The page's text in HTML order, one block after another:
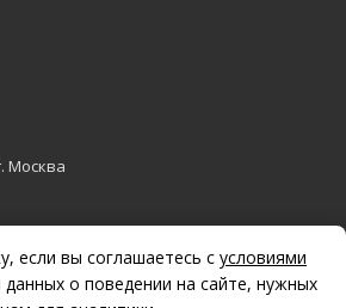
если вы соглашаетесь с условиями
данных о поведении на сайте, нужных
Москва
Задать вопрос